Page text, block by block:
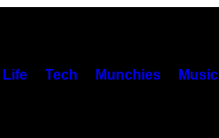
Life Tech Munchies Music